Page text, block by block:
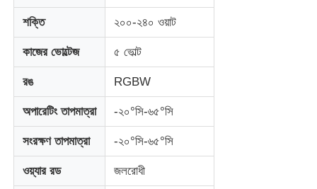
পণ্য
আমাদের সম্পর্কে
শক্তি ২০০-২৪০ ওয়াট
কাজের ভোল্টেজ ৫ ভোল্ট
রঙ RGBW
অপারেটিং তাপমাত্রা -২০°সি-৬৫°সি
সংরক্ষণ তাপমাত্রা -২০°সি-৬৫°সি
ওয়্যার রড জলরোধী